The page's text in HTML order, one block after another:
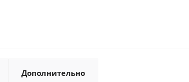
Дополнительно